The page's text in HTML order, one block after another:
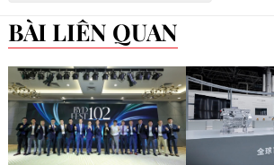
BÀI LIÊN QUAN